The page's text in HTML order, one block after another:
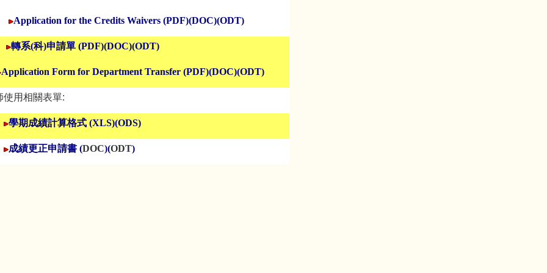
Application for the Credits Waivers (PDF)(DOC)(ODT)
轉系(科)申請單 (PDF)(DOC)(ODT)
Application Form for Department Transfer (PDF)(DOC)(ODT)
使用相關表單:
學期成績計算格式 (XLS)(ODS)
成績更正申請書 (DOC)(ODT)